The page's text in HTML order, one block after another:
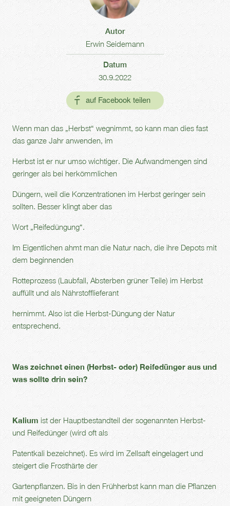
Wenn man das „Herbst“ wegnimmt, so kann man dies fast
das ganze Jahr anwenden, im
Herbst ist er nur umso wichtiger. Die Aufwandmengen sind
geringer als bei herkömmlichen
Düngern, weil die Konzentrationen im Herbst geringer sein
sollten. Besser klingt aber das
Wort „Reifedüngung“.
Im Eigentlichen ahmt man die Natur nach, die ihre Depots mit
dem beginnenden
Rotteprozess (Laubfall, Absterben grüner Teile) im Herbst
auffüllt und als Nährstofflieferant
hernimmt. Also ist die Herbst-Düngung der Natur
entsprechend.
Was zeichnet einen (Herbst- oder) Reifedünger aus und
was sollte drin sein?
Kalium ist der Hauptbestandteil der sogenannten Herbst-
und Reifedünger (wird oft als
Patentkali bezeichnet). Es wird im Zellsaft eingelagert und
steigert die Frosthärte der
Gartenpflanzen. Bis in den Frühherbst kann man die Pflanzen
mit geeigneten Düngern
Autor
Erwin Seidemann
Datum
30.9.2022